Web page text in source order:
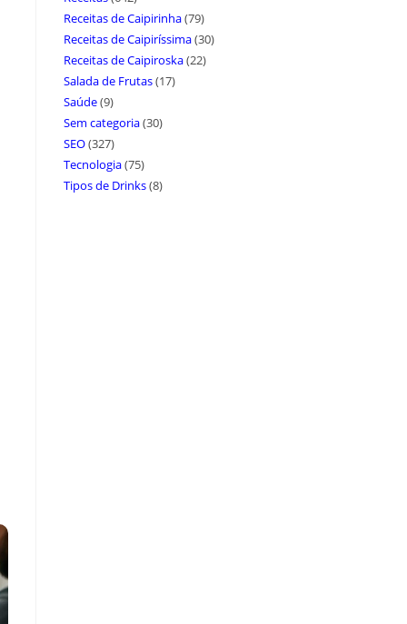
Receitas de Caipirinha(79)
Receitas de Caipiríssima(30)
Receitas de Caipiroska(22)
Salada de Frutas(17)
Saúde(9)
Sem categoria(30)
SEO(327)
Tecnologia(75)
Tipos de Drinks(8)